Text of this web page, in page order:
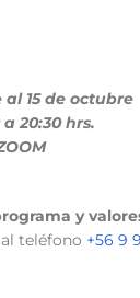
15 de octubre
20:30 hrs.
y
teléfono +56 9